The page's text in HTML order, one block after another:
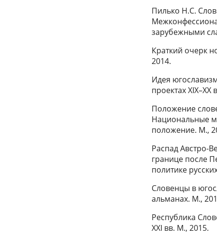
Пилько Н.С.
зарубежными
Краткий очерк
2014.
Идея
проектах ХIX–XX
Положение
Национальные
положение. М.,
Распад Австро-
границе после
политике
Словенцы в
альманах. М.,
Республика
ХХI вв. М., 2015.